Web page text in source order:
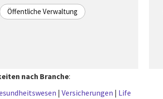
Öffentliche Verwaltung
nach Branche:
| Versicherungen | Life